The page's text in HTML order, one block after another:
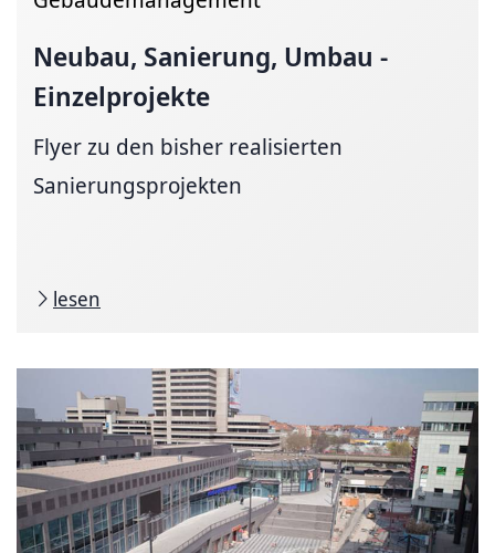
Neubau, Sanierung, Umbau -
Einzelprojekte
Flyer zu den bisher realisierten
Sanierungsprojekten
lesen